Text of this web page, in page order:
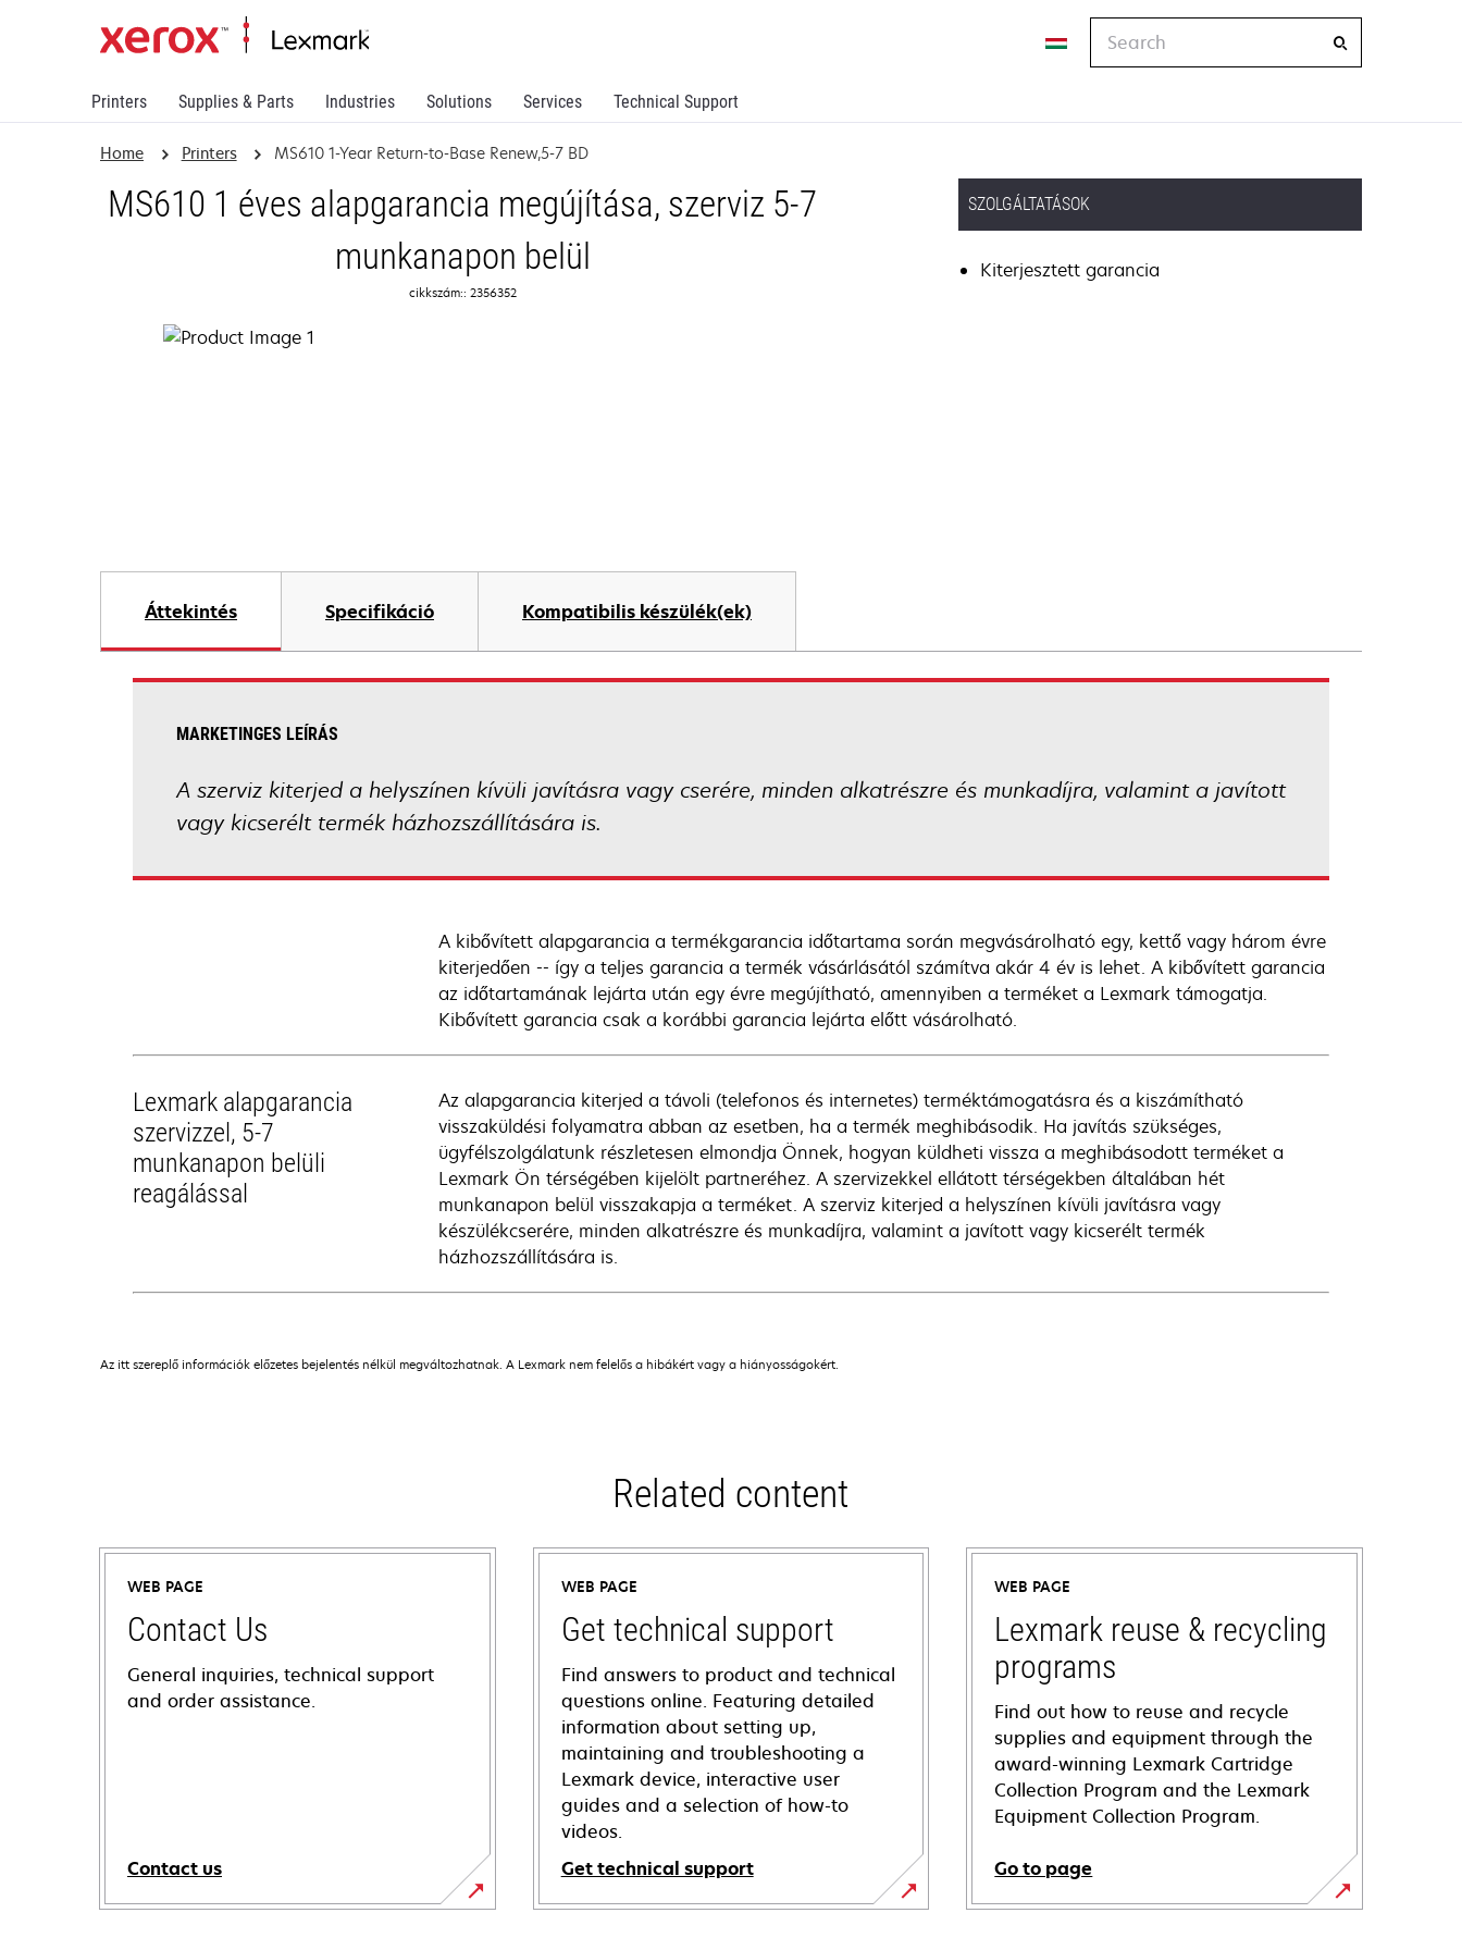
Printers Supplies & Parts Industries Solutions Services Technical Support
Home Printers MS610 1-Year Return-to-Base Renew,5-7 BD
MS610 1 éves alapgarancia megújítása, szerviz 5-7
munkanapon belül
cikkszám:: 2356352
SZOLGÁLTATÁSOK
Kiterjesztett garancia
Áttekintés Specifikáció Kompatibilis készülék(ek)
MARKETINGES LEÍRÁS
A szerviz kiterjed a helyszínen kívüli javításra vagy cserére, minden alkatrészre és munkadíjra, valamint a javított
vagy kicserélt termék házhozszállítására is.
A kibővített alapgarancia a termékgarancia időtartama során megvásárolható egy, kettő vagy három évre
kiterjedően -- így a teljes garancia a termék vásárlásától számítva akár 4 év is lehet. A kibővített garancia
az időtartamának lejárta után egy évre megújítható, amennyiben a terméket a Lexmark támogatja.
Kibővített garancia csak a korábbi garancia lejárta előtt vásárolható.
Lexmark alapgarancia
szervizzel, 5-7
munkanapon belüli
reagálással
Az alapgarancia kiterjed a távoli (telefonos és internetes) terméktámogatásra és a kiszámítható
visszaküldési folyamatra abban az esetben, ha a termék meghibásodik. Ha javítás szükséges,
ügyfélszolgálatunk részletesen elmondja Önnek, hogyan küldheti vissza a meghibásodott terméket a
Lexmark Ön térségében kijelölt partneréhez. A szervizekkel ellátott térségekben általában hét
munkanapon belül visszakapja a terméket. A szerviz kiterjed a helyszínen kívüli javításra vagy
készülékcserére, minden alkatrészre és munkadíjra, valamint a javított vagy kicserélt termék
házhozszállítására is.
Az itt szereplő információk előzetes bejelentés nélkül megváltozhatnak. A Lexmark nem felelős a hibákért vagy a hiányosságokért.
Related content
WEB PAGE
Contact Us
General inquiries, technical support
and order assistance.
Contact us
WEB PAGE
Get technical support
Find answers to product and technical
questions online. Featuring detailed
information about setting up,
maintaining and troubleshooting a
Lexmark device, interactive user
guides and a selection of how-to
videos.
Get technical support
opens
WEB PAGE
Lexmark reuse & recycling
programs
Find out how to reuse and recycle
supplies and equipment through the
award-winning Lexmark Cartridge
Collection Program and the Lexmark
Equipment Collection Program.
Go to page